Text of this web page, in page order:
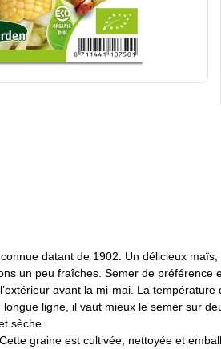
datant de 1902. Un délicieux
un peu fraîches. Semer de
avant la mi-mai. La
ligne, il vaut mieux le semer sur
sèche.
graine est cultivée, nettoyée et